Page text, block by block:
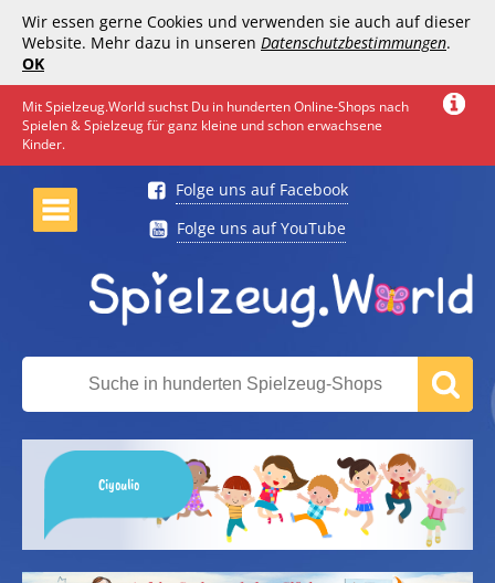
Wir essen gerne Cookies und verwenden sie auch auf dieser
Website. Mehr dazu in unseren Datenschutzbestimmungen.
OK
Mit Spielzeug.World suchst Du in hunderten Online-Shops nach
Spielen & Spielzeug für ganz kleine und schon erwachsene
Kinder.
Folge uns auf Facebook
Folge uns auf YouTube
Ciyoulio